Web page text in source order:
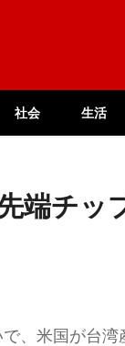
社会 生活
端チッ
、米国が台